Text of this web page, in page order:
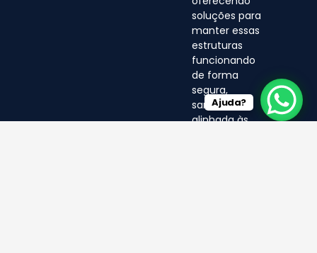
soluções para
manter essas
estruturas
funcionando
de forma
segura,
sanitária e
alinhada às
Ajuda?